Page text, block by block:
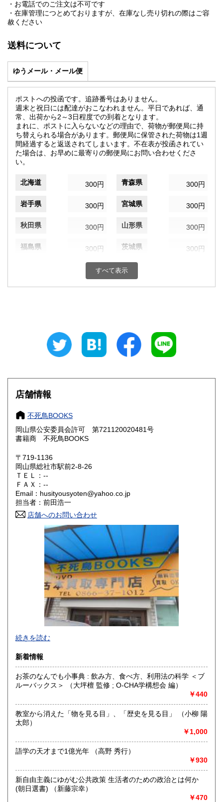
・お電話でのご注文は不可です
・在庫管理につとめておりますが、在庫なし売り切れの際はご容
赦ください
送料について
ゆうメール・メール便
ポストへの投函です。追跡番号はありません。
週末と祝日には配達がおこなわれません。平日であれば、通
常、出荷から2～3日程度での到着となります。
まれに、ポストに入らないなどの理由で、荷物が郵便局に持
ち替えられる場合があります。郵便局に保管された荷物は1週
間経過すると返送されてしまいます。不在表が投函されてい
た場合は、お早めに最寄りの郵便局にお問い合わせくださ
い。
北海道 300円 青森県 300円
岩手県 300円 宮城県 300円
秋田県 300円 山形県 300円
福島県 300円 茨城県 300円
300円 群馬県
埼玉県 千葉県
300円 富山県
300円 福井県
300円 300円
岐阜県
愛知県
滋賀県 300円
大阪府 300円
奈良県
鳥取県
300円 広島県
300円 徳島県
300円 愛媛県
300円 福岡県
300円 長崎県
熊本県
宮崎県
沖縄県 300円
すべて表示
店舗情報
不死鳥BOOKS
岡山県公安委員会許可 第721120020481号
書籍商 不死鳥BOOKS
〒719-1136
岡山県総社市駅前2-8-26
ＴＥＬ：--
ＦＡＸ：--
Email：husityousyoten@yahoo.co.jp
担当者：前田浩一
店舗へのお問い合わせ
不死鳥BOOKSでは、書籍だけでなくCD、DVD、レコード、
ゲーム、おもちゃ、骨董品まであらゆるものの買い取りがで
にお問い合わせください。出張費は、無料です。
沿線名：伯備線・桃太郎線(吉備線)
最寄駅：総社駅
定休日：年中無休
書籍の買取について
不死鳥BOOKSでは、書籍だけでなくCD、DVD、レコード、
ゲーム、おもちゃ、骨董品まであらゆるものの買い取りがで
きます。店主が、日本全国買取にお伺いいたします。お気軽
取り扱い分野
続きを読む
新着情報
お茶のなんでも小事典 : 飲み方、食べ方、利用法の科学 ＜ブ
ルーバックス＞ （大坪檀 監修 ; O-CHA学構想会 編）
￥440
教室から消えた「物を見る目」、「歴史を見る目」 （小柳 陽
太郎）
￥1,000
語学の天才まで1億光年 （高野 秀行）
￥930
新自由主義にゆがむ公共政策 生活者のための政治とは何か
(朝日選書) （新藤宗幸）
￥470